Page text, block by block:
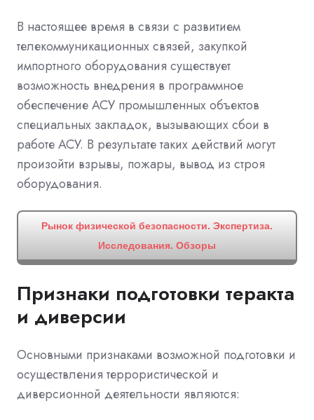
В настоящее время в связи с развитием
телекоммуникационных связей, закупкой
импортного оборудования существует
возможность внедрения в программное
обеспечение АСУ промышленных объектов
специальных закладок, вызывающих сбои в
работе АСУ. В результате таких действий могут
произойти взрывы, пожары, вывод из строя
оборудования.
Рынок физической безопасности. Экспертиза.
Исследования. Обзоры
Признаки подготовки теракта
и диверсии
Основными признаками возможной подготовки и
осуществления террористической и
диверсионной деятельности являются: